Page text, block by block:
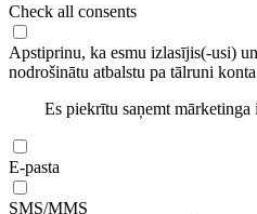
Check all consents
Apstiprinu, ka esmu izlasījis(-usi)
nodrošinātu atbalstu pa tālruni
Es piekrītu saņemt
E-pasta
SMS/MMS